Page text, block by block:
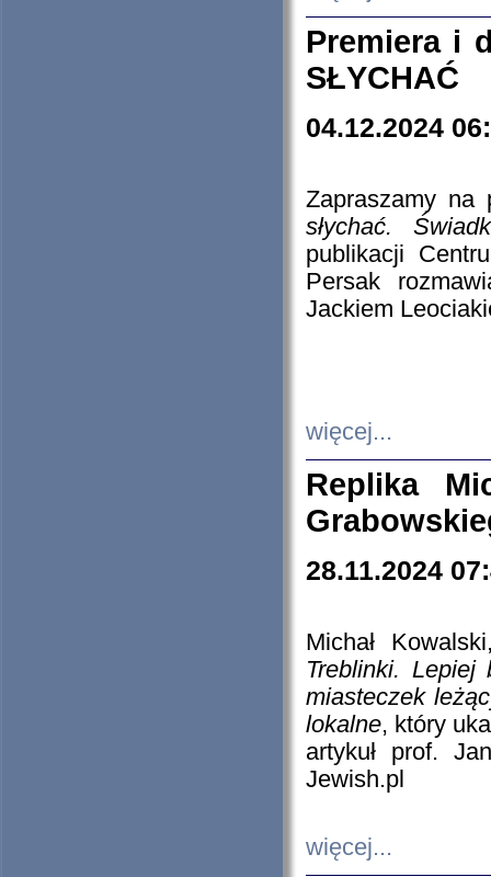
Premiera i
SŁYCHAĆ
04.12.2024
Zapraszamy
słychać.
publikacji
Persak
Jackiem
więcej...
Replika
28.11.2024
Michał
Treblinki. Lepiej
miasteczek
lokalne, który
artykuł prof.
Jewish.pl
więcej...